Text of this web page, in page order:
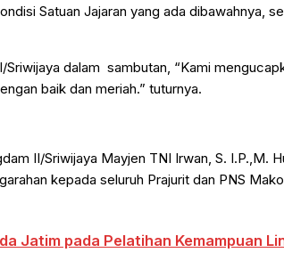
Satuan Jajaran yang ada dibawahnya,
dalam sambutan, “Kami
baik dan meriah.” tuturnya.
II/Sriwijaya Mayjen TNI Irwan, S. I.P.,M.
kepada seluruh Prajurit dan PNS
Jatim pada Pelatihan Kemampuan